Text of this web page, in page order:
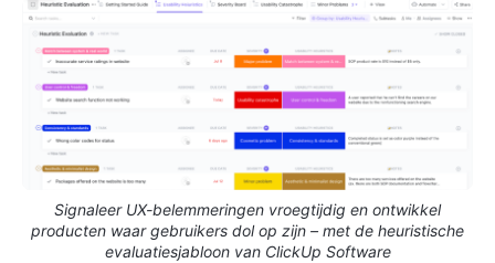
Signaleer UX-belemmeringen vroegtijdig en ontwikkel
producten waar gebruikers dol op zijn – met de heuristische
evaluatiesjabloon van ClickUp Software